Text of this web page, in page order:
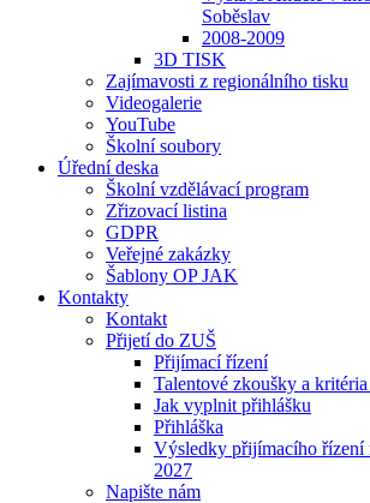
Soběslav
2008-2009
3D TISK
Zajímavosti z regionálního tisku
Videogalerie
YouTube
Školní soubory
Úřední deska
Školní vzdělávací program
Zřizovací listina
GDPR
Veřejné zakázky
Šablony OP JAK
Kontakty
Kontakt
Přijetí do ZUŠ
Přijímací řízení
Talentové zkoušky a
Jak vyplnit přihlášku
Přihláška
Výsledky přijímacího řízení
2027
Napište nám